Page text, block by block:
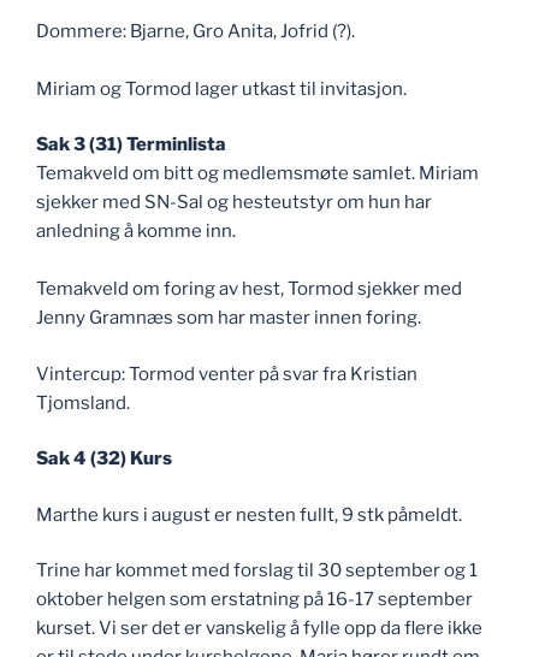
Dommere: Bjarne, Gro Anita, Jofrid (?).
Miriam og Tormod lager utkast til invitasjon.
Sak 3 (31) Terminlista
Temakveld om bitt og medlemsmøte samlet. Miriam
sjekker med SN-Sal og hesteutstyr om hun har
anledning å komme inn.
Temakveld om foring av hest, Tormod sjekker med
Jenny Gramnæs som har master innen foring.
Vintercup: Tormod venter på svar fra Kristian
Tjomsland.
Sak 4 (32) Kurs
Marthe kurs i august er nesten fullt, 9 stk påmeldt.
Trine har kommet med forslag til 30 september og 1
oktober helgen som erstatning på 16-17 september
kurset. Vi ser det er vanskelig å fylle opp da flere ikke